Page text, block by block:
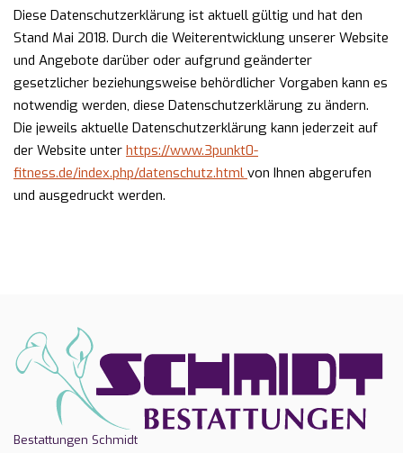
Diese Datenschutzerklärung ist aktuell gültig und hat den
Stand Mai 2018. Durch die Weiterentwicklung unserer Website
und Angebote darüber oder aufgrund geänderter
gesetzlicher beziehungsweise behördlicher Vorgaben kann es
notwendig werden, diese Datenschutzerklärung zu ändern.
Die jeweils aktuelle Datenschutzerklärung kann jederzeit auf
der Website unter https://www.3punkt0-
fitness.de/index.php/datenschutz.html von Ihnen abgerufen
und ausgedruckt werden.
Bestattungen Schmidt